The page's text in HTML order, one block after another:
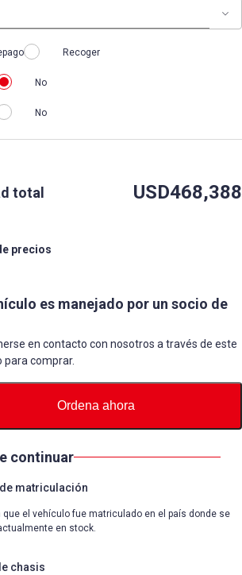
Recoger
No
No
total USD468,388
precios
es manejado por un socio de
en contacto con nosotros a través de este
comprar.
Ordena ahora
continuar
matriculación
que el vehículo fue matriculado en el país donde se
en stock.
chasis